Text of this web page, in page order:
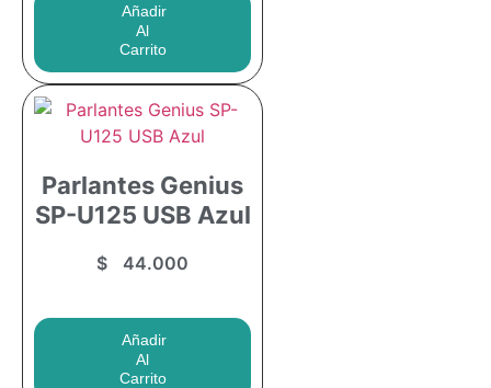
Añadir
Al
Carrito
Parlantes Genius
SP-U125 USB Azul
$ 44.000
Añadir
Al
Carrito